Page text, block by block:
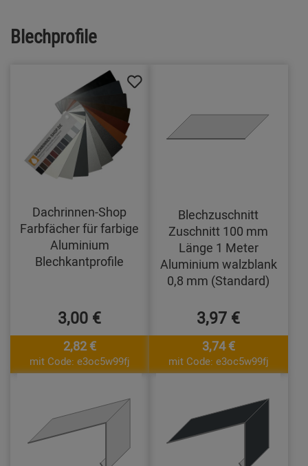
Blechprofile
Dachrinnen-Shop
Farbfächer für farbige
Aluminium
Blechkantprofile
3,00 €
2,82 €
mit Code: e3oc5w99fj
Blechzuschnitt
Zuschnitt 100 mm
Länge 1 Meter
Aluminium walzblank
0,8 mm (Standard)
3,97 €
3,74 €
mit Code: e3oc5w99fj